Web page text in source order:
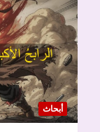
أبحاث